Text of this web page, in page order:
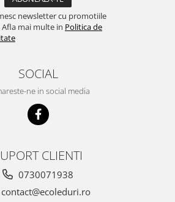
newsletter cu promotiile
mai multe in Politica de
SOCIAL
ne in social media
CLIENTI
0730071938
contact@ecoleduri.ro